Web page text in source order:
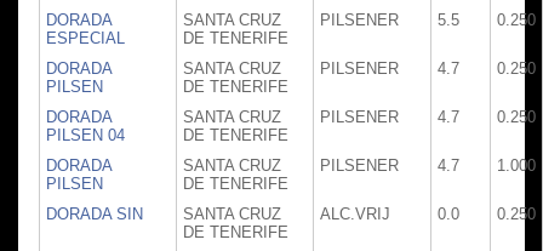
DORADA
ESPECIAL
SANTA CRUZ
DE TENERIFE
PILSENER 5.5 0.250
DORADA
PILSEN
SANTA CRUZ
DE TENERIFE
PILSENER 4.7 0.250
DORADA
PILSEN 04
SANTA CRUZ
DE TENERIFE
PILSENER 4.7 0.250
DORADA
PILSEN
SANTA CRUZ
DE TENERIFE
PILSENER 4.7 1.000
DORADA SIN
SANTA CRUZ
DE TENERIFE
ALC.VRIJ 0.0 0.250